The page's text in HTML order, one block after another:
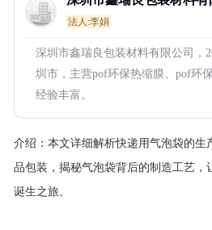
法人:李娟
深圳市鑫瑞良包装材料有限公司，
圳市，主营pof环保热缩膜、pof环
经验丰富。
介绍： 本文详细解析快递用气泡袋的生
品包装，揭秘气泡袋背后的制造工艺，
诞生之旅。